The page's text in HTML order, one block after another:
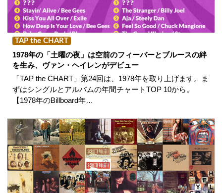
TAP the CHART
1978年の「土曜の夜」は空前のフィーバーとブルースの絆
を生み、ヴァン・ヘイレンがデビュー
「TAP the CHART」第24回は、1978年を取り上げます。ま
ずはシングルとアルバムの年間チャートTOP 10から。
【1978年のBillboard年…